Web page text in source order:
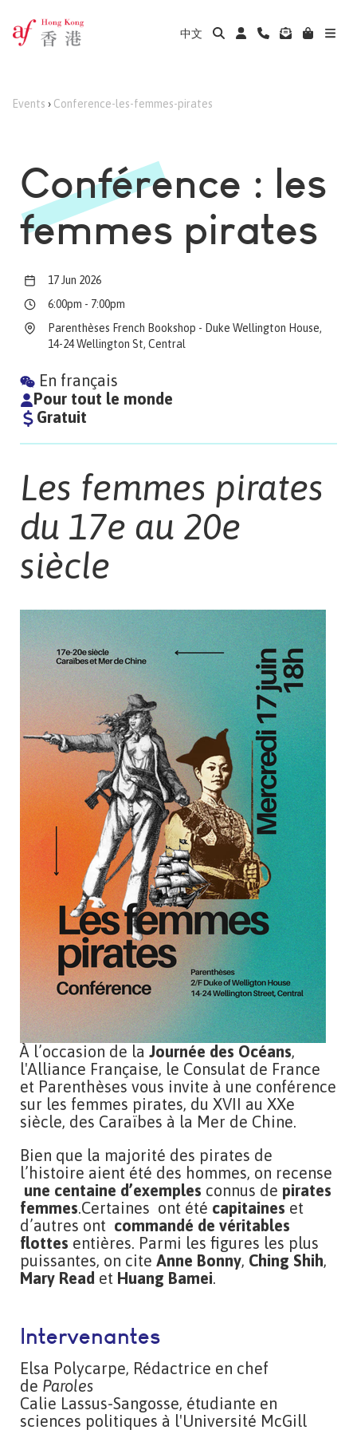
中文
Events › Conference-les-femmes-pirates
Conférence : les
femmes pirates
17 Jun 2026
6:00pm - 7:00pm
Parenthèses French Bookshop - Duke Wellington House,
14-24 Wellington St, Central
En français
Pour tout le monde
Gratuit
Les femmes pirates
du 17e au 20e
siècle
À l’occasion de la Journée des Océans,
l'Alliance Française, le Consulat de France
et Parenthèses vous invite à une conférence
sur les femmes pirates, du XVII au XXe
siècle, des Caraïbes à la Mer de Chine.
Bien que la majorité des pirates de
l’histoire aient été des hommes, on recense
une centaine d’exemples connus de pirates
femmes.Certaines ont été capitaines et
d’autres ont commandé de véritables
flottes entières. Parmi les figures les plus
puissantes, on cite Anne Bonny, Ching Shih,
Mary Read et Huang Bamei.
Intervenantes
Elsa Polycarpe, Rédactrice en chef
de Paroles
Calie Lassus-Sangosse, étudiante en
sciences politiques à l'Université McGill